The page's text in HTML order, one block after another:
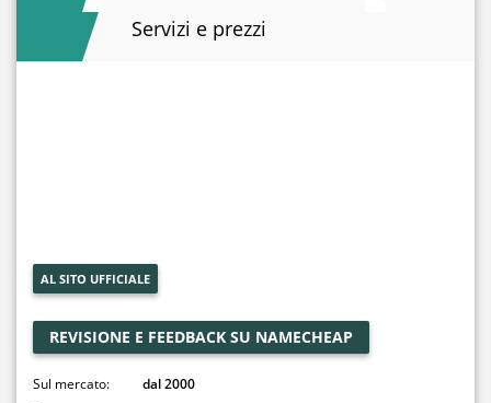
Servizi e prezzi
AL SITO UFFICIALE
REVISIONE E FEEDBACK SU NAMECHEAP
Sul mercato:
dal 2000